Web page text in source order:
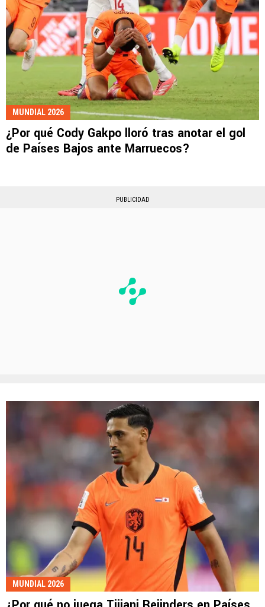
MUNDIAL 2026
¿Por qué Cody Gakpo lloró tras anotar el gol
de Países Bajos ante Marruecos?
PUBLICIDAD
MUNDIAL 2026